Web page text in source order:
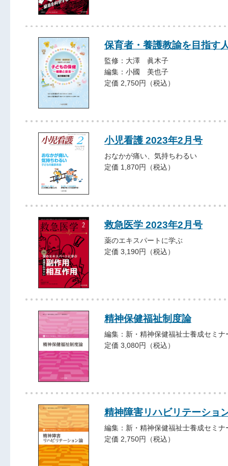
保育者・養護教諭を目指す
監修：大澤 眞木子
編集：小國 美也子
定価 2,750円（税込）
小児看護 2023年2月号
おなかが痛い、気持ちわるい
定価 1,870円（税込）
救急医学 2023年2月号
薬のエキスパートに学ぶ
定価 3,190円（税込）
精神保健福祉制度論
編集：新・精神保健福祉士養成セミナ
定価 3,080円（税込）
精神障害リハビリテーショ
編集：新・精神保健福祉士養成セミナ
定価 2,750円（税込）